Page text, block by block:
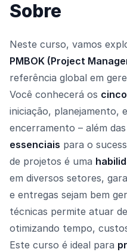
Sobre
Neste curso, vamos
PMBOK (Project
referência global em
Você conhecerá os
iniciação, planejamento,
encerramento – além das
essenciais para o
de projetos é uma
em diversos setores,
e entregas sejam bem
técnicas permite atuar
otimizando tempo,
Este curso é ideal para